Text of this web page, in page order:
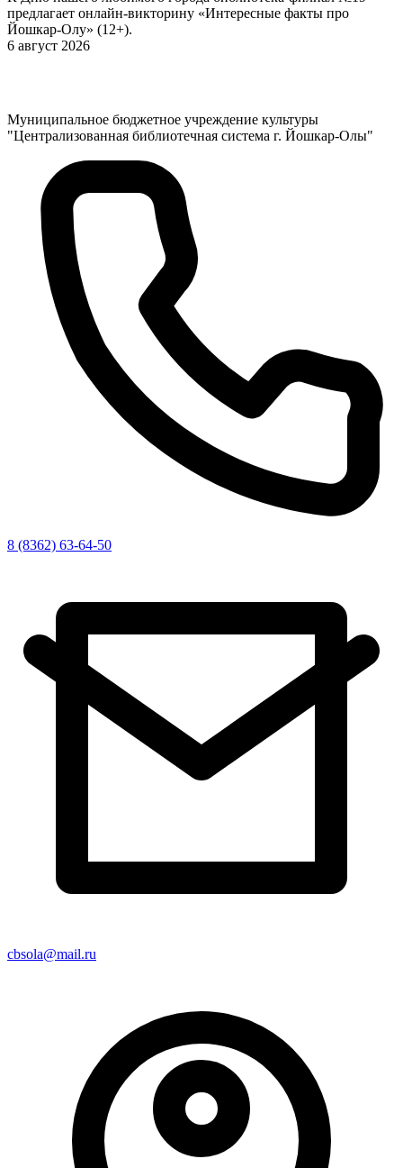
предлагает онлайн-викторину «Интересные факты про
Йошкар-Олу» (12+).
6 август 2026
Муниципальное бюджетное учреждение культуры
"Централизованная библиотечная система г. Йошкар-Олы"
8 (8362) 63-64-50
cbsola@mail.ru